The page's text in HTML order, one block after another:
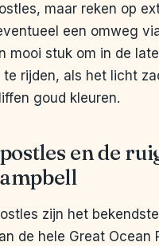
maar reken op
een omweg
mooi stuk om in de
rijden, als het licht
goud kleuren.
en de
zijn het bekendste
de hele Great Ocean